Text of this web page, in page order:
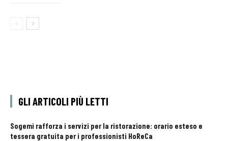
GLI ARTICOLI PIÙ LETTI
Sogemi rafforza i servizi per la ristorazione: orario esteso e
tessera gratuita per i professionisti HoReCa